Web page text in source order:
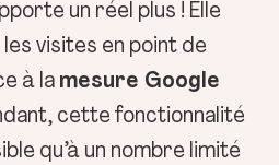
un réel plus ! Elle
visites en point de
à la mesure Google
cette fonctionnalité
qu’à un nombre limité